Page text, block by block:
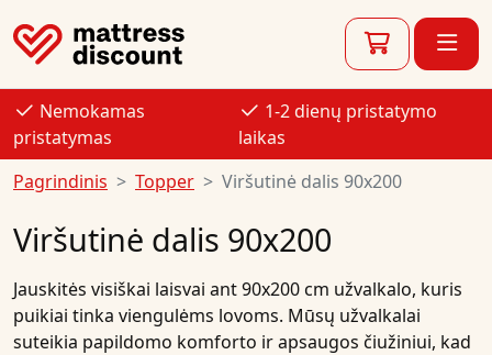
Nemokamas
pristatymas
1-2 dienų pristatymo
laikas
Pagrindinis
Topper Viršutinė dalis 90x200
Viršutinė dalis 90x200
Jauskitės visiškai laisvai ant 90x200 cm užvalkalo, kuris
puikiai tinka viengulėms lovoms. Mūsų užvalkalai
suteikia papildomo komforto ir apsaugos čiužiniui, kad